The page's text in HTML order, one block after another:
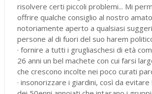
risolvere certi piccoli problemi... Mi
offrire qualche consiglio al nostro
notoriamente aperto a qualsiasi
persone al di fuori del suo harem
· fornire a tutti i grugliaschesi di età
26 anni un bel machete con cui farsi
che crescono incolte nei poco curati
· insonorizzare i giardini, così da